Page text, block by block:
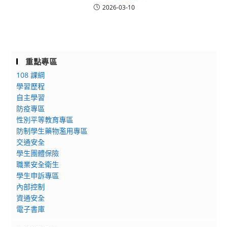
2026-03-10
重點專區
108 課綱
學習歷程
自主學習
防疫專區
性別平等教育專區
防制學生藥物濫用專區
交通安全
學生團體保險
職業安全衛生
學生申訴專區
內部控制
資通安全
電子書庫